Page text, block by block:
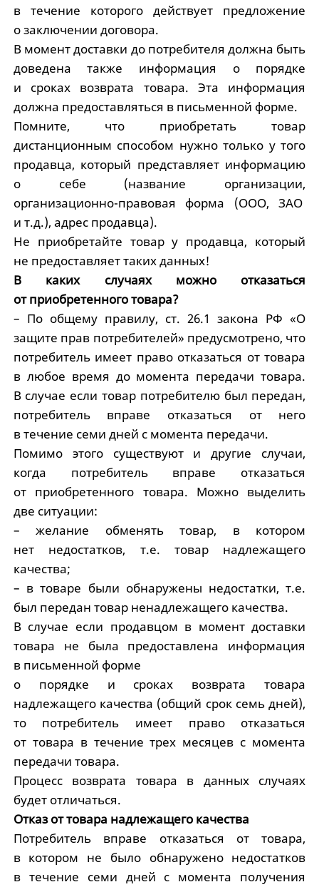
в течение которого действует предложение
о заключении договора.
В момент доставки до потребителя должна быть
доведена также информация о порядке
и сроках возврата товара. Эта информация
должна предоставляться в письменной форме.
Помните, что приобретать товар
дистанционным способом нужно только у того
продавца, который представляет информацию
о себе (название организации,
организационно-правовая форма (ООО, ЗАО
и т.д.), адрес продавца).
Не приобретайте товар у продавца, который
не предоставляет таких данных!
В каких случаях можно отказаться
от приобретенного товара?
– По общему правилу, ст. 26.1 закона РФ «О
защите прав потребителей» предусмотрено, что
потребитель имеет право отказаться от товара
в любое время до момента передачи товара.
В случае если товар потребителю был передан,
потребитель вправе отказаться от него
в течение семи дней с момента передачи.
Помимо этого существуют и другие случаи,
когда потребитель вправе отказаться
от приобретенного товара. Можно выделить
две ситуации:
– желание обменять товар, в котором
нет недостатков, т.е. товар надлежащего
качества;
– в товаре были обнаружены недостатки, т.е.
был передан товар ненадлежащего качества.
В случае если продавцом в момент доставки
товара не была предоставлена информация
в письменной форме
о порядке и сроках возврата товара
надлежащего качества (общий срок семь дней),
то потребитель имеет право отказаться
от товара в течение трех месяцев с момента
передачи товара.
Процесс возврата товара в данных случаях
будет отличаться.
Отказ от товара надлежащего качества
Потребитель вправе отказаться от товара,
в котором не было обнаружено недостатков
в течение семи дней с момента получения